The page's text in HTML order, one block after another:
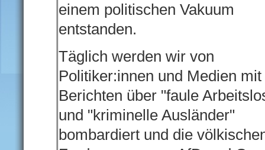
einem politischen Vakuum
entstanden.
Täglich werden wir von
Politiker:innen und Medien mit
Berichten über "faule
und "kriminelle Ausländer"
bombardiert und die